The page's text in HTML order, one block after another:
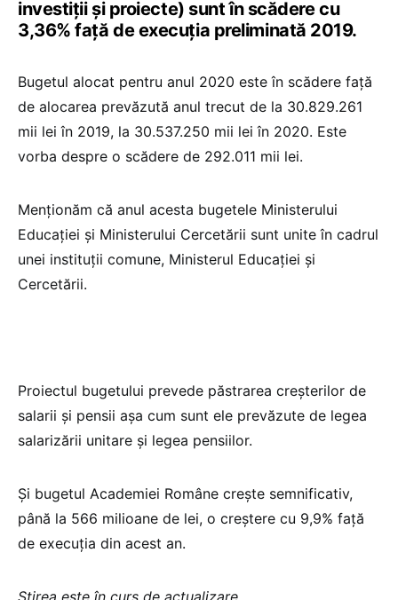
investiții și proiecte) sunt în scădere cu
3,36% față de execuția preliminată 2019.
Bugetul alocat pentru anul 2020 este în scădere față
de alocarea prevăzută anul trecut de la 30.829.261
mii lei în 2019, la 30.537.250 mii lei în 2020. Este
vorba despre o scădere de 292.011 mii lei.
Menționăm că anul acesta bugetele Ministerului
Educației și Ministerului Cercetării sunt unite în cadrul
unei instituții comune, Ministerul Educației și
Cercetării.
Proiectul bugetului prevede păstrarea creșterilor de
salarii și pensii așa cum sunt ele prevăzute de legea
salarizării unitare și legea pensiilor.
Și bugetul Academiei Române crește semnificativ,
până la 566 milioane de lei, o creștere cu 9,9% față
de execuția din acest an.